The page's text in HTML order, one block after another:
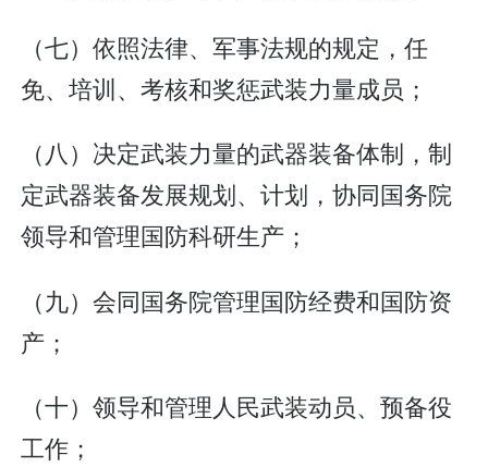
（七）依照法律、军事法规的规定，任
免、培训、考核和奖惩武装力量成员；
（八）决定武装力量的武器装备体制，制
定武器装备发展规划、计划，协同国务院
领导和管理国防科研生产；
（九）会同国务院管理国防经费和国防资
产；
（十）领导和管理人民武装动员、预备役
工作；